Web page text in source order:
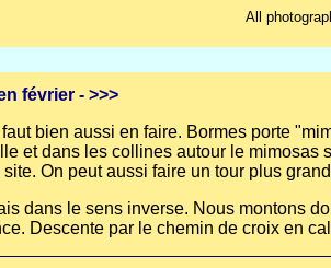
All
février - >>>
bien aussi en faire. Bormes porte
et dans les collines autour le mimosas
On peut aussi faire un tour plus
dans le sens inverse. Nous montons
Descente par le chemin de croix en